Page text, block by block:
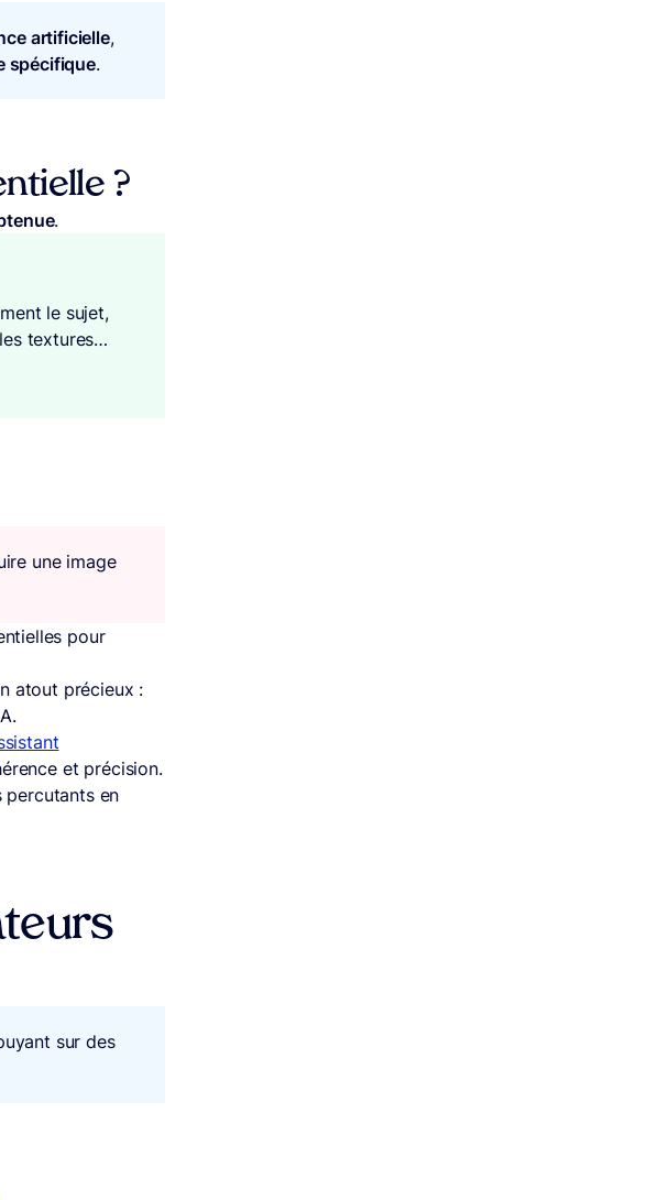
artificielle,
spécifique.
?
.
le sujet,
textures…
une image
pour
atout précieux :
et précision.
percutants en
sur des